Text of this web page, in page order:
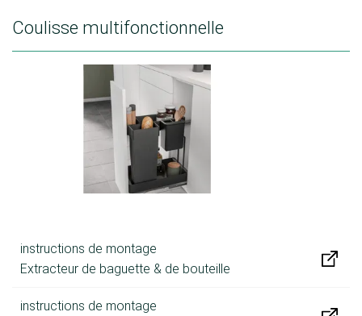
Coulisse multifonctionnelle
instructions de montage
Extracteur de baguette & de bouteille
instructions de montage